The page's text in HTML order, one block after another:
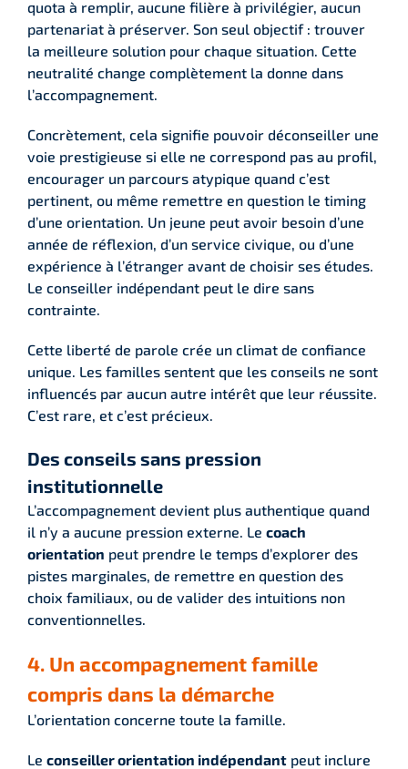
quota à remplir, aucune filière à privilégier, aucun
partenariat à préserver. Son seul objectif : trouver
la meilleure solution pour chaque situation. Cette
neutralité change complètement la donne dans
l’accompagnement.
Concrètement, cela signifie pouvoir déconseiller une
voie prestigieuse si elle ne correspond pas au profil,
encourager un parcours atypique quand c’est
pertinent, ou même remettre en question le timing
d’une orientation. Un jeune peut avoir besoin d’une
année de réflexion, d’un service civique, ou d’une
expérience à l’étranger avant de choisir ses études.
Le conseiller indépendant peut le dire sans
contrainte.
Cette liberté de parole crée un climat de confiance
unique. Les familles sentent que les conseils ne sont
influencés par aucun autre intérêt que leur réussite.
C’est rare, et c’est précieux.
Des conseils sans pression
institutionnelle
L’accompagnement devient plus authentique quand
il n’y a aucune pression externe. Le coach
orientation peut prendre le temps d’explorer des
pistes marginales, de remettre en question des
choix familiaux, ou de valider des intuitions non
conventionnelles.
4. Un accompagnement famille
compris dans la démarche
L’orientation concerne toute la famille.
Le conseiller orientation indépendant peut inclure